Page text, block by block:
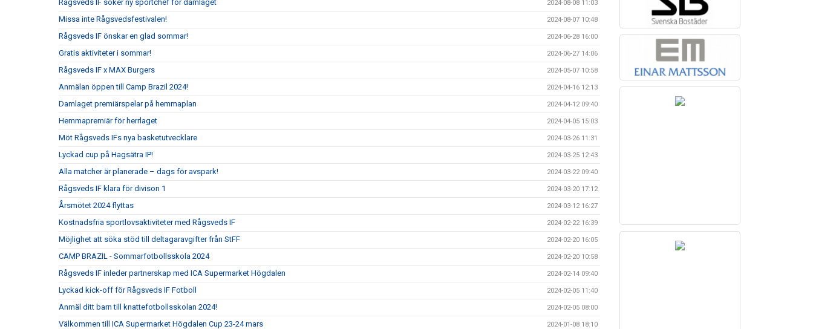
Rågsveds IF söker ny sportchef för damlaget 2024-08-08 11:03
Missa inte Rågsvedsfestivalen! 2024-08-07 10:48
Rågsveds IF önskar en glad sommar! 2024-06-28 16:00
Gratis aktiviteter i sommar! 2024-06-27 14:06
Rågsveds IF x MAX Burgers 2024-05-07 10:58
Anmälan öppen till Camp Brazil 2024! 2024-04-16 12:13
Damlaget premiärspelar på hemmaplan 2024-04-12 09:40
Hemmapremiär för herrlaget 2024-04-05 15:03
Möt Rågsveds IFs nya basketutvecklare 2024-03-26 11:31
Lyckad cup på Hagsätra IP! 2024-03-25 12:43
Alla matcher är planerade – dags för avspark! 2024-03-22 09:40
Rågsveds IF klara för divison 1 2024-03-20 17:12
Årsmötet 2024 flyttas 2024-03-12 16:27
Kostnadsfria sportlovsaktiviteter med Rågsveds IF 2024-02-22 16:39
Möjlighet att söka stöd till deltagaravgifter från StFF 2024-02-20 16:05
CAMP BRAZIL - Sommarfotbollsskola 2024 2024-02-20 10:58
Rågsveds IF inleder partnerskap med ICA Supermarket Högdalen 2024-02-14 09:40
Lyckad kick-off för Rågsveds IF Fotboll 2024-02-05 11:40
Anmäl ditt barn till knattefotbollsskolan 2024! 2024-02-05 08:00
Välkommen till ICA Supermarket Högdalen Cup 23-24 mars 2024-01-08 18:10